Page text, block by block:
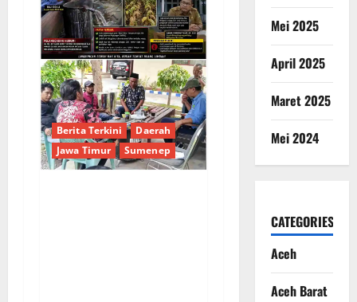
Berita Terkini
Daerah
Jawa Timur
Sumenep
Mei 2025
April 2025
Maret 2025
Mei 2024
CATEGORIES
Aceh
Aceh Barat